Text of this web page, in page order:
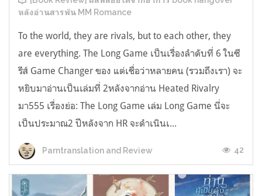
หลังอ่านสารพัน MM Romance
To the world, they are rivals, but to each other, they
are everything. The Long Game เป็นเรื่องลำดับที่ 6 ในซี
รีส์ Game Changer ของ แต่เชื่อว่าหลายคน (รวมถึงเรา) จะ
หยิบมาอ่านเป็นเล่มที่ 2หลังจากอ่าน Heated Rivalry
มา555 เรื่องย่อ: The Long Game เล่ม Long Game นี่จะ
เป็นประมาณ2 ปีหลังจาก HR จะดำเนินเ...
Parntranslation and Review 42